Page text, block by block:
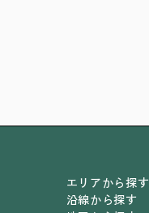
エリアから探す
沿線から探す